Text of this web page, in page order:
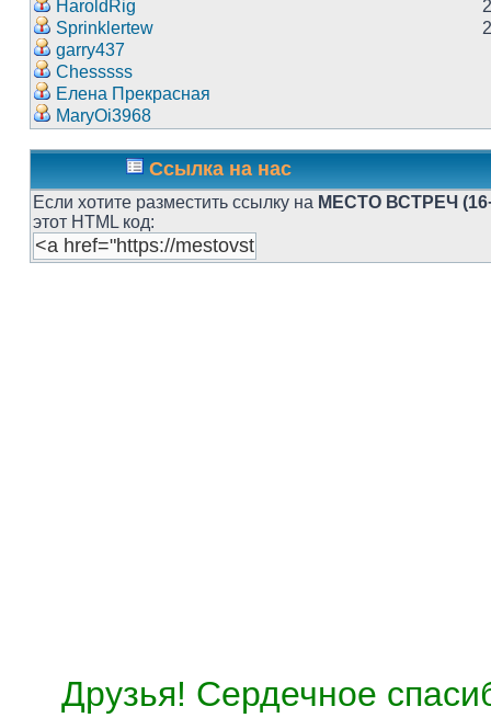
HaroldRig
Sprinklertew
garry437
Chesssss
Елена Прекрасная
MaryOi3968
Ссылка на нас
Если хотите разместить ссылку на МЕСТО ВСТРЕЧ
этот HTML код:
Друзья! Сердечное